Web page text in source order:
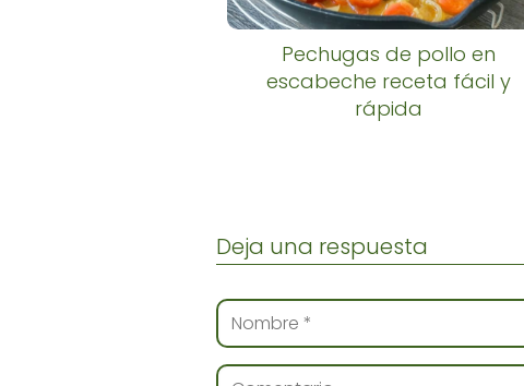
Pechugas de pollo en
escabeche receta fácil y
rápida
Deja una respuesta